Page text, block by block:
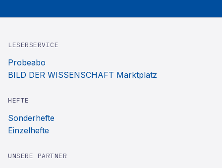
LESERSERVICE
Probeabo
BILD DER WISSENSCHAFT Marktplatz
HEFTE
Sonderhefte
Einzelhefte
UNSERE PARTNER